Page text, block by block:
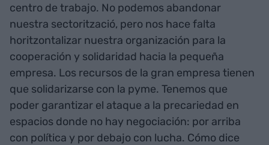
centro de trabajo. No podemos abandonar
nuestra sectorització, pero nos hace falta
horitzontalizar nuestra organización para la
cooperación y solidaridad hacia la pequeña
empresa. Los recursos de la gran empresa tienen
que solidarizarse con la pyme. Tenemos que
poder garantizar el ataque a la precariedad en
espacios donde no hay negociación: por arriba
con política y por debajo con lucha. Cómo dice